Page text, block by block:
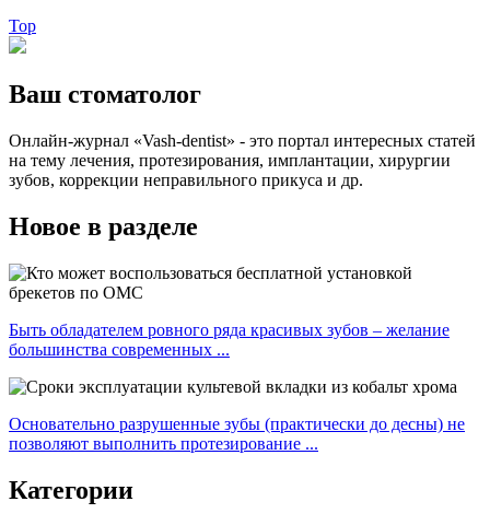
Top
Ваш стоматолог
Онлайн-журнал «Vash-dentist» - это портал интересных статей
на тему лечения, протезирования, имплантации, хирургии
зубов, коррекции неправильного прикуса и др.
Новое в разделе
Быть обладателем ровного ряда красивых зубов – желание
большинства современных ...
Основательно разрушенные зубы (практически до десны) не
позволяют выполнить протезирование ...
Категории